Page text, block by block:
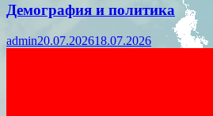
Демография и политика
admin20.07.202618.07.2026